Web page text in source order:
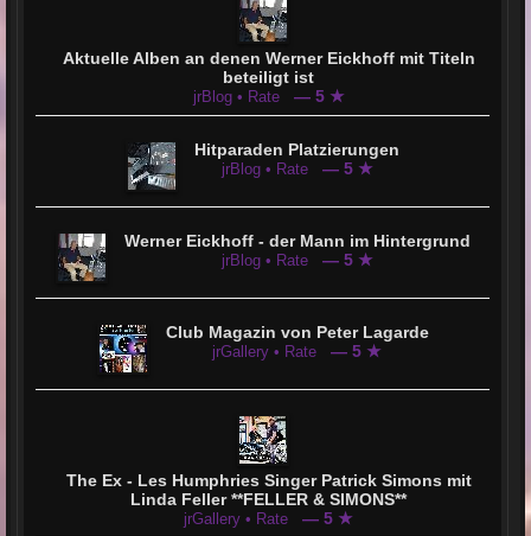
Aktuelle Alben an denen Werner Eickhoff mit Titeln
beteiligt ist
jrBlog • Rate — 5 ★
Hitparaden Platzierungen
jrBlog • Rate — 5 ★
Werner Eickhoff - der Mann im Hintergrund
jrBlog • Rate — 5 ★
Club Magazin von Peter Lagarde
jrGallery • Rate — 5 ★
The Ex - Les Humphries Singer Patrick Simons mit
Linda Feller **FELLER & SIMONS**
jrGallery • Rate — 5 ★